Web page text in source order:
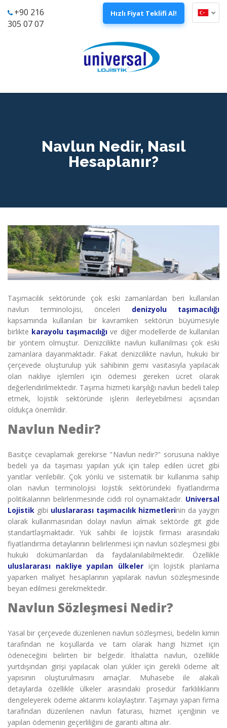
+90 216
305 07 07
Hızlı Fiyat Teklifi Al!
Navlun Nedir, Nasıl
Hesaplanır?
Taşımacılık sektöründe çok eski zamanlardan beri kullanılan
navlun terminolojisi, önceleri denizyolu taşımacılığı
kapsamında kullanılan bir kavramken sektörün büyümesiyle
birlikte karayolu taşımacılığı ve diğer modellerde de kullanılan
bir yöntem olmuştur. Denizcilikte navlun kullanılması çok eski
zamanlara dayanmaktadır. Fakat denizcilikte navlun, hukuki bir
çerçevede oluşturulup yük sahibinin gemi vasıtasıyla yapılacak
olan nakliye işlemleri için ödemesi gereken ücret olarak
değerlendirilmektedir. Taşıma hizmeti karşılığı navlun bedeli talep
etmek, lojistik sektöründe işlerin ilerleyebilmesi açısından
oldukça önemlidir.
Navlun Nedir?
Basitçe cevaplamak gerekirse "Navlun nedir?" sorusuna nakliye
bedeli ya da taşıması yapılan yük için talep edilen ücret gibi
yanıtlar verilebilir. Çok yönlü ve sistematik bir kullanıma sahip
olan navlun terminolojisi lojistik sektöründeki fiyatlandırma
politikalarının belirlenmesinde ciddi rol oynamaktadır. Universal
Lojistik gibi uluslararası taşımacılık hizmetlerinin da yaygın
olarak kullanmasından dolayı navlun almak sektörde git gide
standartlaşmaktadır. Yük sahibi ile lojistik firması arasındaki
fiyatlandırma detaylarının belirlenmesi için navlun sözleşmesi gibi
hukuki dokümanlardan da faydalanılabilmektedir. Özellikle
uluslararası nakliye yapılan ülkeler için lojistik planlama
yaparken maliyet hesaplarının yapılarak navlun sözleşmesinde
beyan edilmesi gerekmektedir.
Navlun Sözleşmesi Nedir?
Yasal bir çerçevede düzenlenennavlun sözleşmesi, bedelin kimin
tarafından ne koşullarda ve tam olarak hangi hizmet için
ödeneceğini belirten bir belgedir. İthalatta navlun, özellikle
yurtdışından girişi yapılacak olan yükler için gerekli ödeme alt
yapısının oluşturulmasını amaçlar. Muhasebe ile alakalı
detaylarda özellikle ülkeler arasındaki prosedür farklılıklarını
dengeleyerek ödeme aktarımı kolaylaştırır. Taşımayı yapan firma
tarafından düzenlenen navlun faturası, hizmet içeriğinin ve
yapılan ödemenin geçerliliğini de garanti altına alır.